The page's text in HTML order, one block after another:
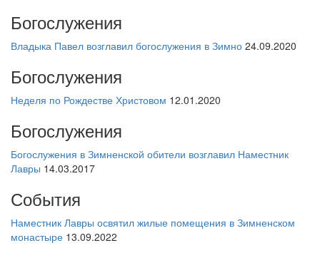
Богослужения
Владыка Павел возглавил богослужения в Зимно 24.09.2020
Богослужения
Неделя по Рождестве Христовом 12.01.2020
Богослужения
Богослужения в Зимненской обители возглавил Наместник
Лавры 14.03.2017
События
Наместник Лавры освятил жилые помещения в Зимненском
монастыре 13.09.2022